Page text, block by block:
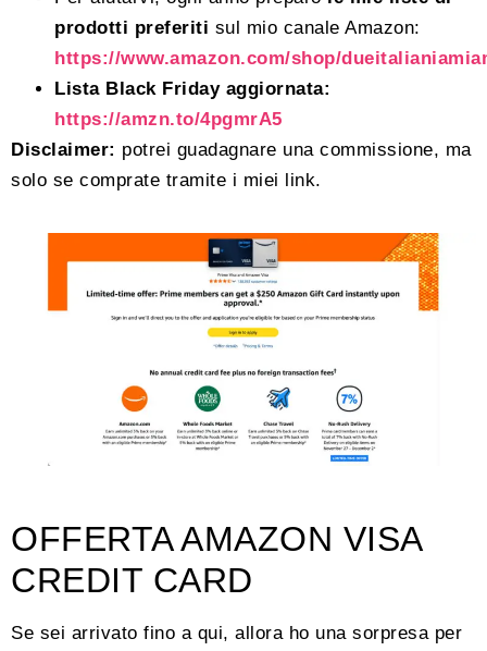
prodotti preferiti sul mio canale Amazon:
https://www.amazon.com/shop/
Lista Black Friday aggiornata:
https://amzn.to/4pgmrA5
Disclaimer: potrei guadagnare una commissione, ma
solo se comprate tramite i miei link.
OFFERTA AMAZON VISA
CREDIT CARD
Se sei arrivato fino a qui, allora ho una sorpresa per